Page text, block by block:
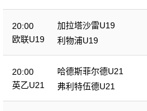
20:00
欧联U19
加拉塔沙雷U19
利物浦U19
20:00
英乙U21
哈德斯菲尔德U21
弗利特伍德U21